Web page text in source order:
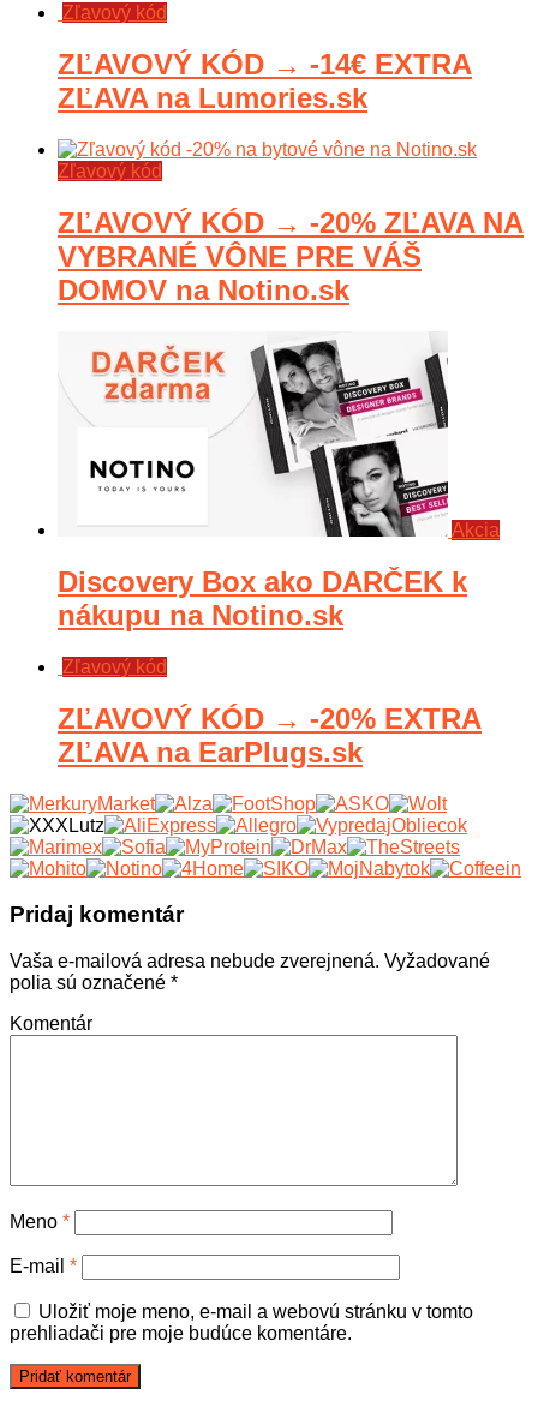
Zľavový kód
ZĽAVOVÝ KÓD → -14€ EXTRA
ZĽAVA na Lumories.sk
Zľavový kód
ZĽAVOVÝ KÓD → -20% ZĽAVA NA
VYBRANÉ VÔNE PRE VÁŠ
DOMOV na Notino.sk
Akcia
Discovery Box ako DARČEK k
nákupu na Notino.sk
Zľavový kód
ZĽAVOVÝ KÓD → -20% EXTRA
ZĽAVA na EarPlugs.sk
Pridaj komentár
Vaša e-mailová adresa nebude zverejnená. Vyžadované
polia sú označené *
Komentár
Meno *
E-mail *
Uložiť moje meno, e-mail a webovú stránku v tomto
prehliadači pre moje budúce komentáre.